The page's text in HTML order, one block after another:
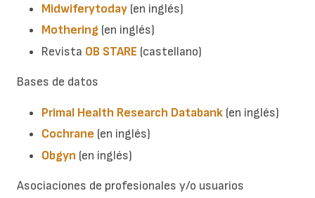
Midwiferytoday (en inglés)
Mothering (en inglés)
Revista OB STARE (castellano)
Bases de datos
Primal Health Research Databank (en inglés)
Cochrane (en inglés)
Obgyn (en inglés)
Asociaciones de profesionales y/o usuarios